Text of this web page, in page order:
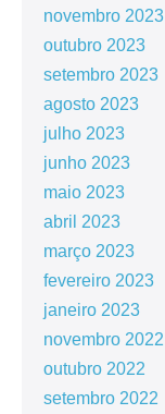
novembro 2023
outubro 2023
setembro 2023
agosto 2023
julho 2023
junho 2023
maio 2023
abril 2023
março 2023
fevereiro 2023
janeiro 2023
novembro 2022
outubro 2022
setembro 2022